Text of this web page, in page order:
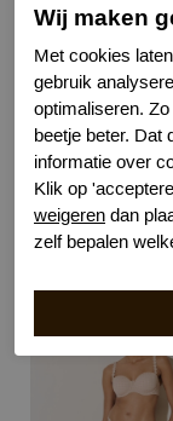
Kleur
Wasvoorschrift
Model
Kenmerk
Kenmerk
Wij maken
Met cookies
gebruik
optimaliseren.
beetje beter. Dat
informatie over
Klik op
weigeren dan
zelf bepalen